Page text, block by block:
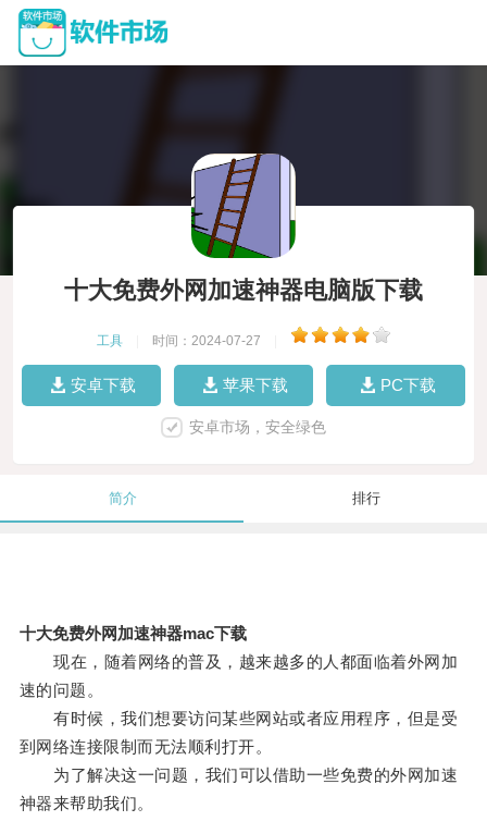
十大免费外网加速神器电脑版下载
工具 时间：2024-07-27
安卓下载 苹果下载 PC下载
安卓市场，安全绿色
简介 排行
十大免费外网加速神器mac下载
现在，随着网络的普及，越来越多的人都面临着外网加
速的问题。
有时候，我们想要访问某些网站或者应用程序，但是受
到网络连接限制而无法顺利打开。
为了解决这一问题，我们可以借助一些免费的外网加速
神器来帮助我们。